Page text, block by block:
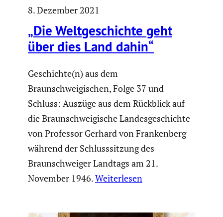
8. Dezember 2021
„Die Weltge­schichte geht
über dies Land dahin“
Geschichte(n) aus dem
Braunschweigischen, Folge 37 und
Schluss: Auszüge aus dem Rückblick auf
die Braunschweigische Landesgeschichte
von Professor Gerhard von Frankenberg
während der Schlusssitzung des
Braunschweiger Landtags am 21.
November 1946.Weiterlesen